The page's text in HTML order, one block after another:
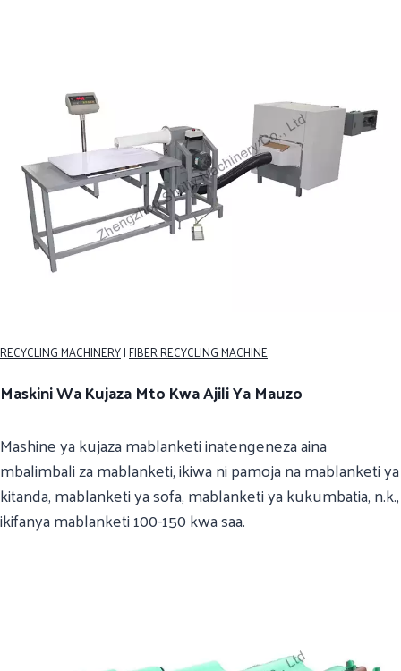
RECYCLING MACHINERY|FIBER RECYCLING MACHINE
Maskini Wa Kujaza Mto Kwa Ajili Ya Mauzo
Mashine ya kujaza mablanketi inatengeneza aina
mbalimbali za mablanketi, ikiwa ni pamoja na mablanketi ya
kitanda, mablanketi ya sofa, mablanketi ya kukumbatia, n.k.,
ikifanya mablanketi 100-150 kwa saa.